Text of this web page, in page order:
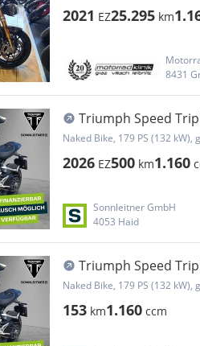
2021 EZ25.295 km
8431
Triumph Speed
1200 RS
Naked Bike, 179 PS (132
2026 EZ500 km1.160
Sonnleitner GmbH
4053 Haid
Triumph Speed
1200 RS
Naked Bike, 179 PS (132
153 km1.160 ccm